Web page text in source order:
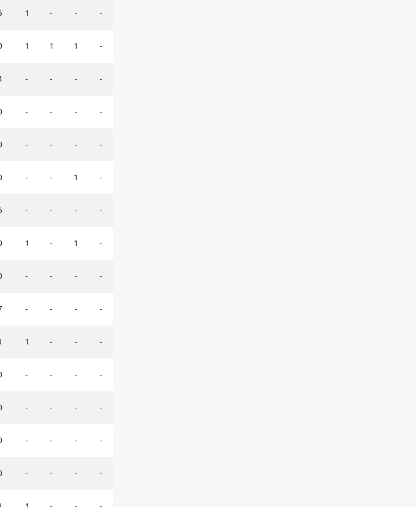
1 - - -
1 1 1 -
- - - -
- - - -
- - - -
- - 1 -
- - - -
1 - 1 -
- - - -
- - - -
1 - - -
- - - -
- - - -
- - - -
- - - -